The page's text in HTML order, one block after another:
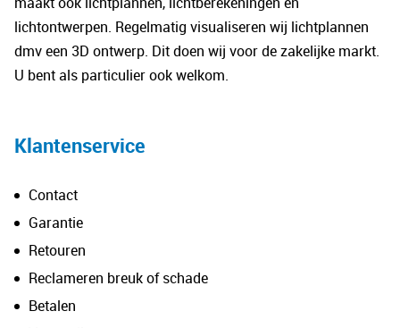
gekozen
worden
op
lichtontwerpen. Regelmatig visualiseren wij lichtplannen
dmv een 3D ontwerp. Dit doen wij voor de zakelijke markt.
U bent als particulier ook welkom.
Klantenservice
Contact
Garantie
Retouren
Reclameren breuk of schade
Betalen